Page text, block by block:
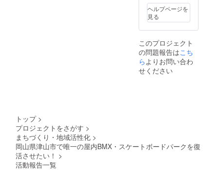
に、
「BRC
支援ラ
イ
という
肩書き
をBRC
が公認
するも
ライ
ダー、
齢、性
別を書
いてい
ただ
ちらで
調整い
たしま
す。ブ
ランド
くださ
い。 ブ
ヘルプページを
見る
このプロジェクト
の問題報告はこち
ら よりお問い合わ
せください
トップ >
プロジェクトをさがす >
まちづくり・地域活性化 >
岡山県津山市で唯一の屋内BMX・スケートボードパークを復
活させたい！ >
活動報告一覧